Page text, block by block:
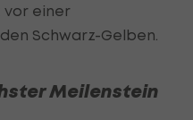
vor einer
Schwarz-Gelben.
Meilenstein